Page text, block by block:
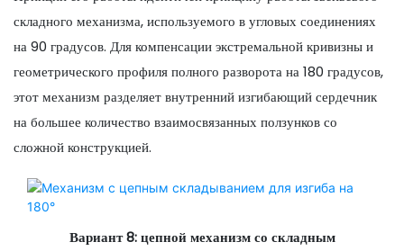
складного механизма, используемого в угловых соединениях
на 90 градусов. Для компенсации экстремальной кривизны и
геометрического профиля полного разворота на 180 градусов,
этот механизм разделяет внутренний изгибающий сердечник
на большее количество взаимосвязанных ползунков со
сложной конструкцией.
Вариант 8: цепной механизм со складным